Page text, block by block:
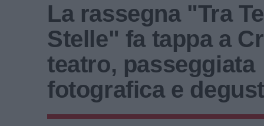
La rassegna "Tra
Stelle" fa tappa a
teatro, passeggiata
fotografica e